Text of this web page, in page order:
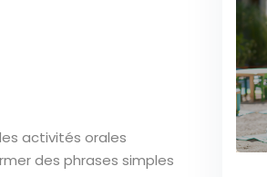
activités orales
des phrases simples